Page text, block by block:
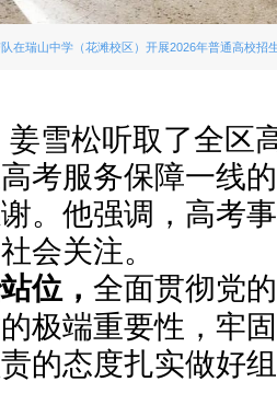
在瑞山中学（花滩校区）开展2026年普通高校招
雪松听取了全区
考服务保障一线
。他强调，高考
会关注。
位， 全面贯彻党
极端重要性，牢
的态度扎实做好